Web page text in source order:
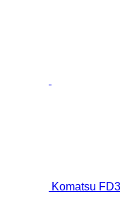
Komatsu